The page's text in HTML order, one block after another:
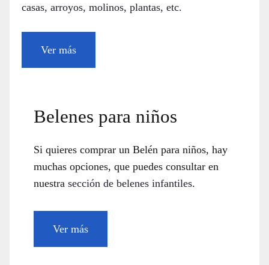
casas, arroyos, molinos, plantas, etc.
Ver más
Belenes para niños
Si quieres comprar un Belén para niños, hay
muchas opciones, que puedes consultar en
nuestra sección de belenes infantiles.
Ver más